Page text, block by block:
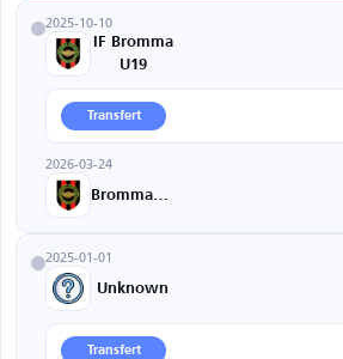
2025-10-10
IF Bromma
U19
Transfert
2026-03-24
2025-01-01
Unknown
Transfert